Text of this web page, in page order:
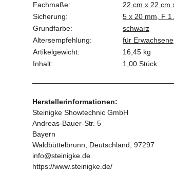
Fachmaße:
22 cm x 22 cm
Sicherung:
5 x 20 mm, F 1
Grundfarbe:
schwarz
Altersempfehlung:
für Erwachsene
Artikelgewicht:
16,45 kg
Inhalt:
1,00 Stück
Herstellerinformationen:
Steinigke Showtechnic GmbH
Andreas-Bauer-Str. 5
Bayern
Waldbüttelbrunn, Deutschland, 97297
info@steinigke.de
https://www.steinigke.de/